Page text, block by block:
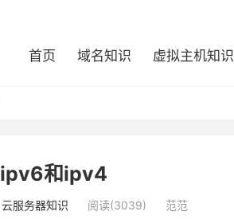
首页 域名知识 虚拟主机知识
ipv6和ipv4
云服务器知识 阅读(3039) 范范